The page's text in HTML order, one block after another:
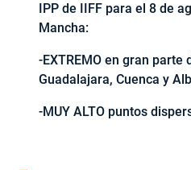
IPP de IIFF para el 8 de
Mancha:
-EXTREMO en gran parte
Guadalajara, Cuenca y
-MUY ALTO puntos